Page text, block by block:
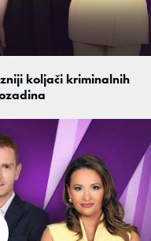
koljači kriminalnih